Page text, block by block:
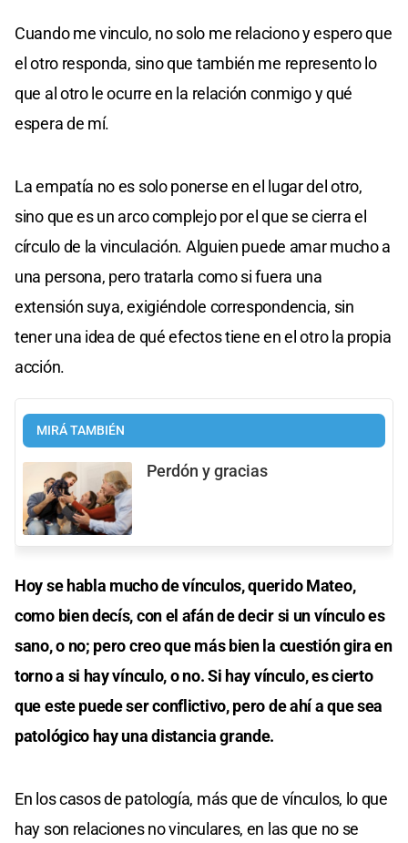
Cuando me vinculo, no solo me relaciono y espero que
el otro responda, sino que también me represento lo
que al otro le ocurre en la relación conmigo y qué
espera de mí.
La empatía no es solo ponerse en el lugar del otro,
sino que es un arco complejo por el que se cierra el
círculo de la vinculación. Alguien puede amar mucho a
una persona, pero tratarla como si fuera una
extensión suya, exigiéndole correspondencia, sin
tener una idea de qué efectos tiene en el otro la propia
acción.
MIRÁ TAMBIÉN
Perdón y gracias
Hoy se habla mucho de vínculos, querido Mateo,
como bien decís, con el afán de decir si un vínculo es
sano, o no; pero creo que más bien la cuestión gira en
torno a si hay vínculo, o no. Si hay vínculo, es cierto
que este puede ser conflictivo, pero de ahí a que sea
patológico hay una distancia grande.
En los casos de patología, más que de vínculos, lo que
hay son relaciones no vinculares, en las que no se